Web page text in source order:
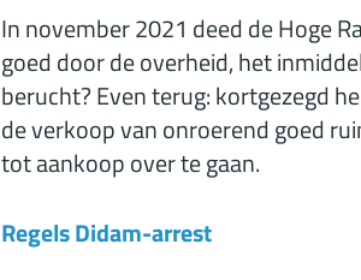
In november 2021 deed de Hoge
goed door de overheid, het
berucht? Even terug: kortgezegd
de verkoop van onroerend goed
tot aankoop over te gaan.
Regels Didam-arrest